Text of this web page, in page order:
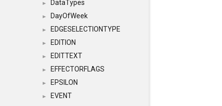
► DataTypes
► DayOfWeek
► EDGESELECTIONTYPE
► EDITION
► EDITTEXT
► EFFECTORFLAGS
► EPSILON
►
EVENT